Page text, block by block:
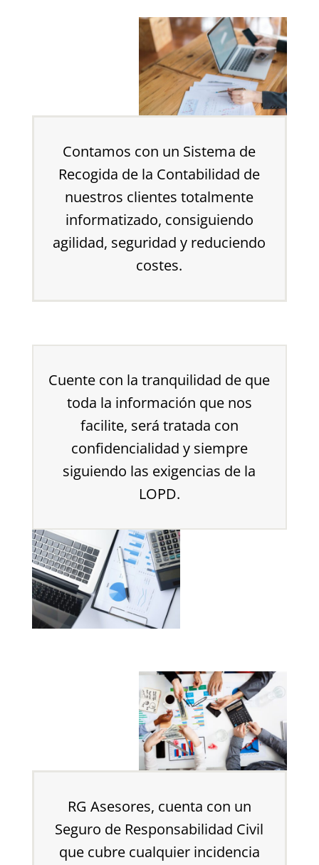
Contamos con un Sistema de
Recogida de la Contabilidad de
nuestros clientes totalmente
informatizado, consiguiendo
agilidad, seguridad y reduciendo
costes.
Cuente con la tranquilidad de que
toda la información que nos
facilite, será tratada con
confidencialidad y siempre
siguiendo las exigencias de la
LOPD.
RG Asesores, cuenta con un
Seguro de Responsabilidad Civil
que cubre cualquier incidencia